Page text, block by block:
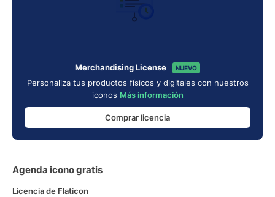
Merchandising License NUEVO
Personaliza tus productos físicos y digitales con nuestros
iconos Más información
Comprar licencia
Agenda icono gratis
Licencia de Flaticon